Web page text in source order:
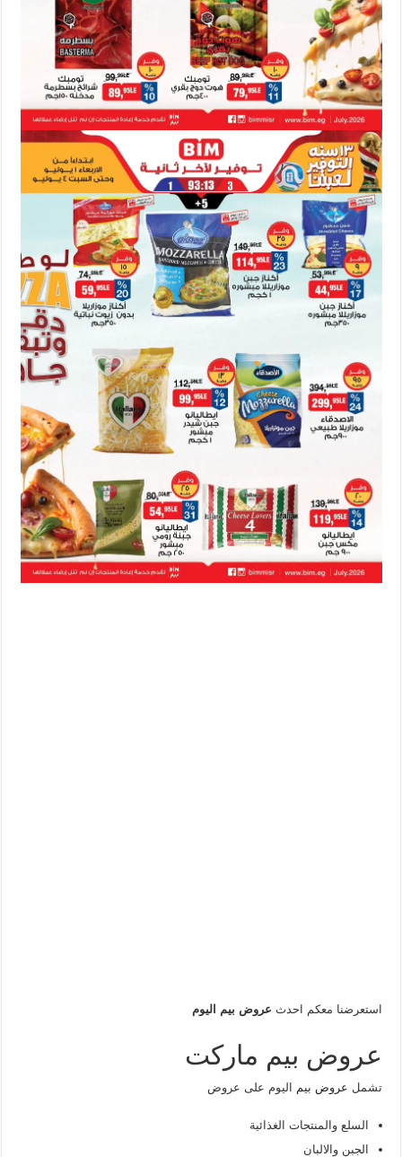
استعرضنا معكم احدث عروض بيم اليوم
عروض بيم ماركت
تشمل عروض بيم اليوم على عروض
السلع والمنتجات الغذائية
الجبن والالبان